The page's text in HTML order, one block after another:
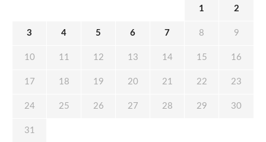
1 2
3 4 5 6 7 8 9
10 11 12 13 14 15 16
17 18 19 20 21 22 23
24 25 26 27 28 29 30
31